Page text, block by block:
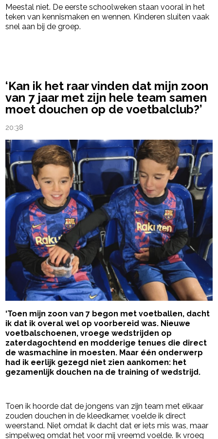
Meestal niet. De eerste schoolweken staan vooral in het
teken van kennismaken en wennen. Kinderen sluiten vaak
snel aan bij de groep.
‘Kan ik het raar vinden dat mijn zoon
van 7 jaar met zijn hele team samen
moet douchen op de voetbalclub?’
20:38
‘Toen mijn zoon van 7 begon met voetballen, dacht
ik dat ik overal wel op voorbereid was. Nieuwe
voetbalschoenen, vroege wedstrijden op
zaterdagochtend en modderige tenues die direct
de wasmachine in moesten. Maar één onderwerp
had ik eerlijk gezegd niet zien aankomen: het
gezamenlijk douchen na de training of wedstrijd.
Toen ik hoorde dat de jongens van zijn team met elkaar
zouden douchen in de kleedkamer, voelde ik direct
weerstand. Niet omdat ik dacht dat er iets mis was, maar
simpelweg omdat het voor mij vreemd voelde. Ik vroeg